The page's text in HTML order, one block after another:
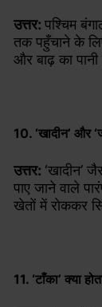
उत्तर: पश्चिम
तक पहुँचाने के
और बाढ़ का पानी
10. ‘खादीन’ और
उत्तर: ‘खादीन’
पाए जाने वाले
खेतों में रोककर
11. ‘टाँका’ क्या